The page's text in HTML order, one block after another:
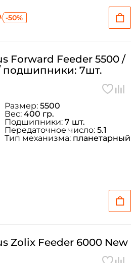
-50%
Forward Feeder 5500 /
/ подшипники: 7шт.
Размер: 5500
Вес: 400 гр.
Подшипники: 7 шт.
Передаточное число: 5.1
Тип механизма: планетарный
Zolix Feeder 6000 New